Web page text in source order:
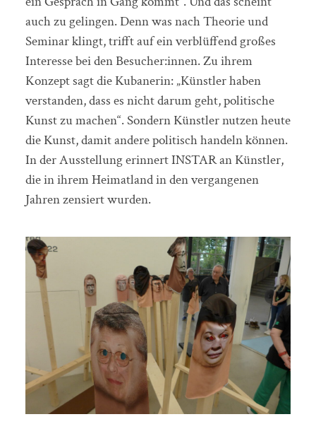
auch zu gelingen. Denn was nach Theorie und
Seminar klingt, trifft auf ein verblüffend großes
Interesse bei den Besucher:innen. Zu ihrem
Konzept sagt die Kubanerin: „Künstler haben
verstanden, dass es nicht darum geht, politische
Kunst zu machen“. Sondern Künstler nutzen heute
die Kunst, damit andere politisch handeln können.
In der Ausstellung erinnert INSTAR an Künstler,
die in ihrem Heimatland in den vergangenen
Jahren zensiert wurden.